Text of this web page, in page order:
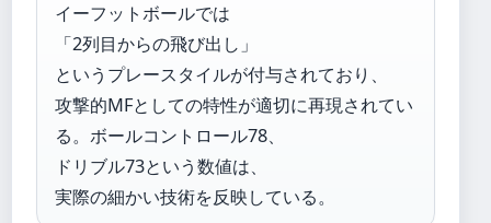
イーフットボールでは
「2列目からの飛び出し」
というプレースタイルが付与されており、
攻撃的MFとしての特性が適切に再現されてい
る。ボールコントロール78、
ドリブル73という数値は、
実際の細かい技術を反映している。